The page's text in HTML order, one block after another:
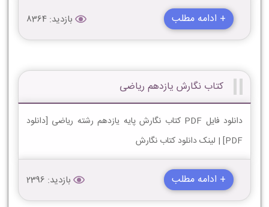
+ ادامه مطلب بازدید: 8364
کتاب نگارش یازدهم ریاضی
دانلود فایل PDF کتاب نگارش پایه یازدهم رشته ریاضی [دانلود
PDF] | لینک دانلود کتاب نگارش
+ ادامه مطلب بازدید: 2396